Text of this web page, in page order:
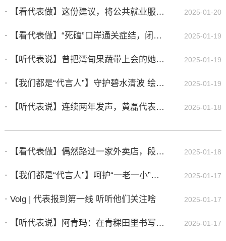
· 【看代表做】这份建议，将公共就业服务送到“家门口” 2025-01-20
· 【看代表做】“死磕”口岸通关症结，闭会期间他提出代表建议 2025-01-19
· 【听代表说】曾把湾甸果蔬带上会的她，今年又带来好消息 2025-01-19
· 【我们都是“代言人”】守护碧水清波 绘就绿美生态画卷 2025-01-19
· 【听代表说】连续两年发声，黄磊代表为园区、口岸发展按下“加速键” 2025-01-18
· 【看代表做】偶然路过一家外卖店，段亭汀代表耗时三个月提出这份建议 2025-01-18
· 【我们都是“代言人”】呵护“一老一小”绘就“朝夕美好” 2025-01-17
· Volg | 代表报到第一线 听听他们关注啥 2025-01-17
· 【听代表说】阿青玛：在青稞田里书写群众增收“共富梦” 2025-01-17